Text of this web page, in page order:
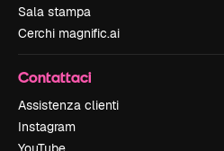
Sala stampa
Cerchi magnific.ai
Contattaci
Assistenza clienti
Instagram